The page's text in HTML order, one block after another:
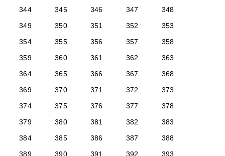
344
345 346 347
348
349
350 351 352
353
354
355 356 357
358
359
360 361 362
363
364
365 366 367
368
369
370 371 372
373
374
375 376 377
378
379
380 381 382
383
384
385 386 387
388
389
390 391 392 393